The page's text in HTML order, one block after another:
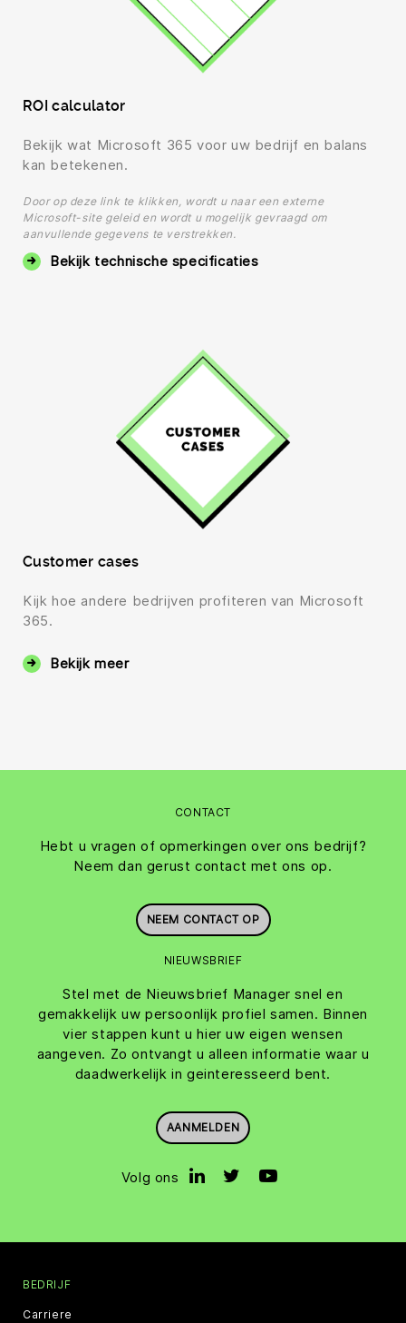
ROI calculator
Bekijk wat Microsoft 365 voor uw bedrijf en balans
kan betekenen.
Door op deze link te klikken, wordt u naar een externe
Microsoft-site geleid en wordt u mogelijk gevraagd om
aanvullende gegevens te verstrekken.
Bekijk technische specificaties
Customer cases
Kijk hoe andere bedrijven profiteren van Microsoft
365.
Bekijk meer
CONTACT
Hebt u vragen of opmerkingen over ons bedrijf?
Neem dan gerust contact met ons op.
NEEM CONTACT OP
NIEUWSBRIEF
Stel met de Nieuwsbrief Manager snel en
gemakkelijk uw persoonlijk profiel samen. Binnen
vier stappen kunt u hier uw eigen wensen
aangeven. Zo ontvangt u alleen informatie waar u
daadwerkelijk in geinteresseerd bent.
AANMELDEN
Volg ons
BEDRIJF
Carriere